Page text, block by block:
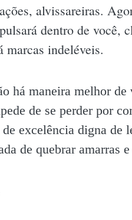
alvissareiras.
dentro de você,
marcas indeléveis.
há maneira melhor
de se perder por
excelência digna de
de quebrar